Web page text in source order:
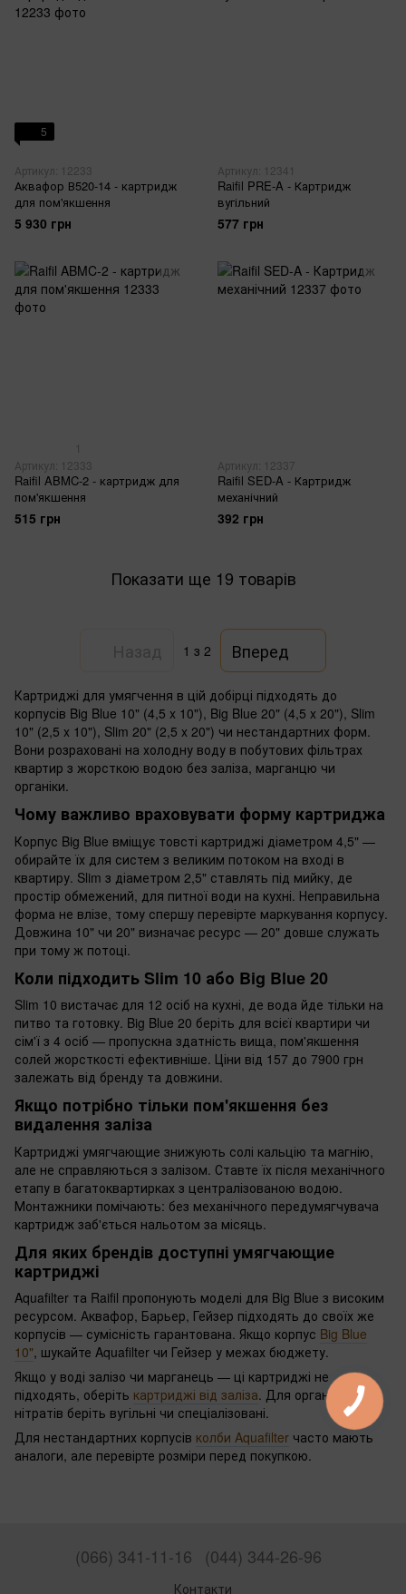
5
Артикул: 12233
Аквафор В520-14 - картридж
для пом'якшення
5 930 грн
Артикул: 12341
Raifil PRE-A - Картридж
вугільний
577 грн
1
Артикул: 12333
Raifil ABMC-2 - картридж для
пом'якшення
515 грн
Артикул: 12337
Raifil SED-A - Картридж
механічний
392 грн
Показати ще 19 товарів
1 з 2 Вперед
Картриджі для умягчення в цій добірці підходять до
корпусів Big Blue 10" (4,5 x 10"), Big Blue 20" (4,5 x 20"), Slim
10" (2,5 x 10"), Slim 20" (2,5 x 20") чи нестандартних форм.
Вони розраховані на холодну воду в побутових фільтрах
квартир з жорсткою водою без заліза, марганцю чи
органіки.
Чому важливо враховувати форму картриджа
Корпус Big Blue вміщує товсті картриджі діаметром 4,5" —
обирайте їх для систем з великим потоком на вході в
квартиру. Slim з діаметром 2,5" ставлять під мийку, де
простір обмежений, для питної води на кухні. Неправильна
форма не влізе, тому спершу перевірте маркування корпусу.
Довжина 10" чи 20" визначає ресурс — 20" довше служать
при тому ж потоці.
Коли підходить Slim 10 або Big Blue 20
Slim 10 вистачає для 12 осіб на кухні, де вода йде тільки на
питво та готовку. Big Blue 20 беріть для всієї квартири чи
сім'ї з 4 осіб — пропускна здатність вища, пом'якшення
солей жорсткості ефективніше. Ціни від 157 до 7900 грн
залежать від бренду та довжини.
Якщо потрібно тільки пом'якшення без
видалення заліза
Картриджі умягчающие знижують солі кальцію та магнію,
але не справляються з залізом. Ставте їх після механічного
етапу в багатоквартирках з централізованою водою.
Монтажники помічають: без механічного передумягчувача
картридж заб'ється нальотом за місяць.
Для яких брендів доступні умягчающие
картриджі
Aquafilter та Raifil пропонують моделі для Big Blue з високим
ресурсом. Аквафор, Барьер, Гейзер підходять до своїх же
корпусів — сумісність гарантована. Якщо корпус Big Blue
10", шукайте Aquafilter чи Гейзер у межах бюджету.
Якщо у воді залізо чи марганець — ці картриджі не
підходять, оберіть картриджі від заліза. Для органіки чи
нітратів беріть вугільні чи спеціалізовані.
Для нестандартних корпусів колби Aquafilter часто мають
аналоги, але перевірте розміри перед покупкою.
(066) 341-11-16 (044) 344-26-96
Контакти